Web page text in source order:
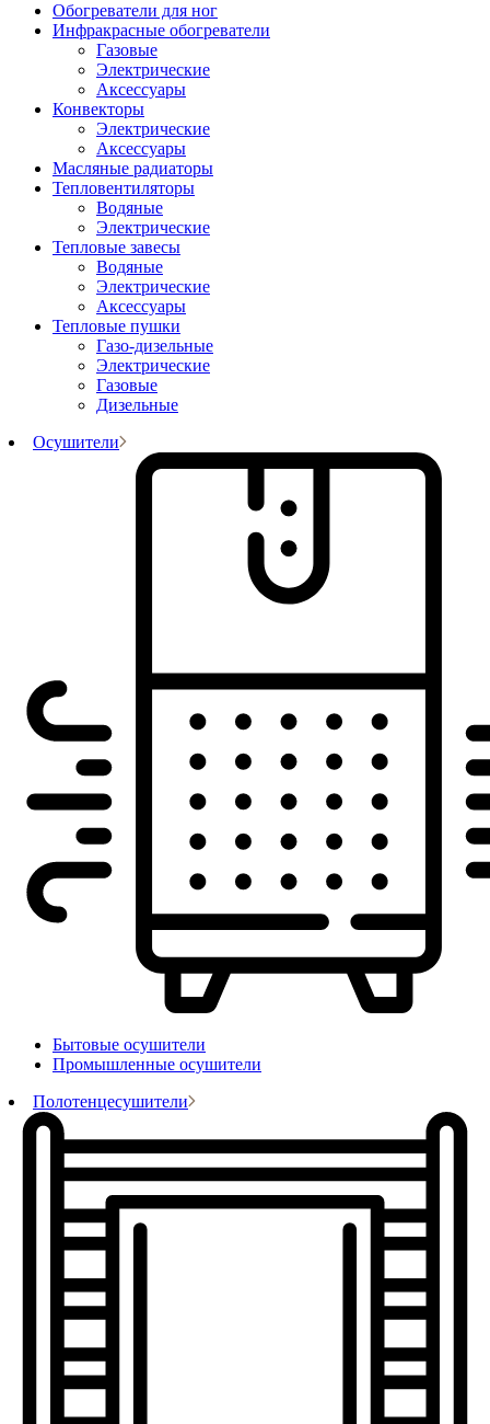
Обогреватели для ног
Инфракрасные обогреватели
Газовые
Электрические
Аксессуары
Конвекторы
Электрические
Аксессуары
Масляные радиаторы
Тепловентиляторы
Водяные
Электрические
Тепловые завесы
Водяные
Электрические
Аксессуары
Тепловые пушки
Газо-дизельные
Электрические
Газовые
Дизельные
Осушители
Бытовые осушители
Промышленные осушители
Полотенцесушители